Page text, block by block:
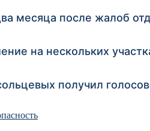
месяца после жалоб
на нескольких
получил